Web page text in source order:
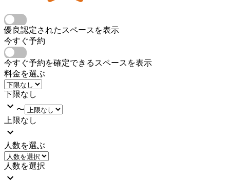
優良認定されたスペースを表示
今すぐ予約
今すぐ予約を確定できるスペースを表示
料金を選ぶ
下限なし
〜
上限なし
人数を選ぶ
人数を選択